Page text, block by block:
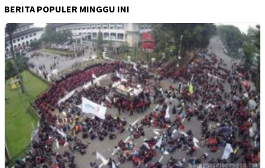
BERITA POPULER MINGGU INI